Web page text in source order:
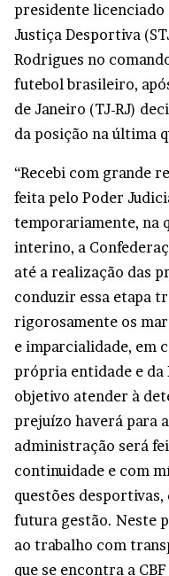
presidente licenciado
Justiça Desportiva
Rodrigues no
futebol brasileiro,
de Janeiro (TJ-RJ)
da posição na última
“Recebi com grande
feita pelo Poder
temporariamente, na
interino, a
até a realização das
conduzir essa etapa
rigorosamente os
e imparcialidade, em
própria entidade e da
objetivo atender à
prejuízo haverá para
administração será
continuidade e com
questões
futura gestão. Neste
ao trabalho com
que se encontra a